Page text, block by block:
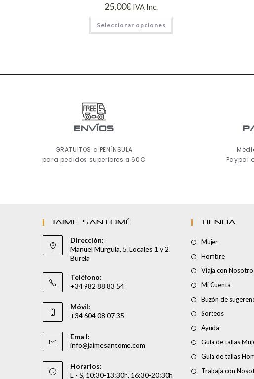
25,00€ IVA Inc.
Seleccionar opciones
ENVÍOS
GRATUITOS a PENÍNSULA
para pedidos superiores a 60€
Paypal
JAIME SANTOMÉ
Dirección:
Manuel Murguía, 5. Locales 1 y 2.
Burela
Teléfono:
+34 982 88 83 54
Móvil:
+34 604 08 07 35
Email:
info@jaimesantome.com
Horarios:
L - S, 10:30-13:30h, 16:30-20:30h
TIENDA
Mujer
Hombre
Viaja con
Mi Cuenta
Buzón de
Sorteos
Ayuda
Guía de tallas
Guía de tallas
Trabaja con